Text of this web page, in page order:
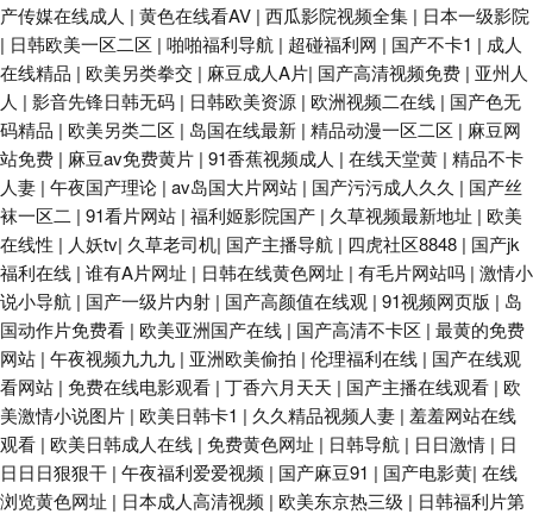
产传媒在线成人 | 黄色在线看AV | 西瓜影院视频全集 | 日本一级影院
| 日韩欧美一区二区 | 啪啪福利导航 | 超碰福利网 | 国产不卡1 | 成人
在线精品 | 欧美另类拳交 | 麻豆成人A片| 国产高清视频免费 | 亚州人
人 | 影音先锋日韩无码 | 日韩欧美资源 | 欧洲视频二在线 | 国产色无
码精品 | 欧美另类二区 | 岛国在线最新 | 精品动漫一区二区 | 麻豆网
站免费 | 麻豆av免费黄片 | 91香蕉视频成人 | 在线天堂黄 | 精品不卡
人妻 | 午夜国产理论 | av岛国大片网站 | 国产污污成人久久 | 国产丝
袜一区二 | 91看片网站 | 福利姬影院国产 | 久草视频最新地址 | 欧美
在线性 | 人妖tv| 久草老司机| 国产主播导航 | 四虎社区8848 | 国产jk
福利在线 | 谁有A片网址 | 日韩在线黄色网址 | 有毛片网站吗 | 激情小
说小导航 | 国产一级片内射 | 国产高颜值在线观 | 91视频网页版 | 岛
国动作片免费看 | 欧美亚洲国产在线 | 国产高清不卡区 | 最黄的免费
网站 | 午夜视频九九九 | 亚洲欧美偷拍 | 伦理福利在线 | 国产在线观
看网站 | 免费在线电影观看 | 丁香六月天天 | 国产主播在线观看 | 欧
美激情小说图片 | 欧美日韩卡1 | 久久精品视频人妻 | 羞羞网站在线
观看 | 欧美日韩成人在线 | 免费黄色网址 | 日韩导航 | 日日激情 | 日
日日日狠狠干 | 午夜福利爱爱视频 | 国产麻豆91 | 国产电影黄| 在线
浏览黄色网址 | 日本成人高清视频 | 欧美东京热三级 | 日韩福利片第